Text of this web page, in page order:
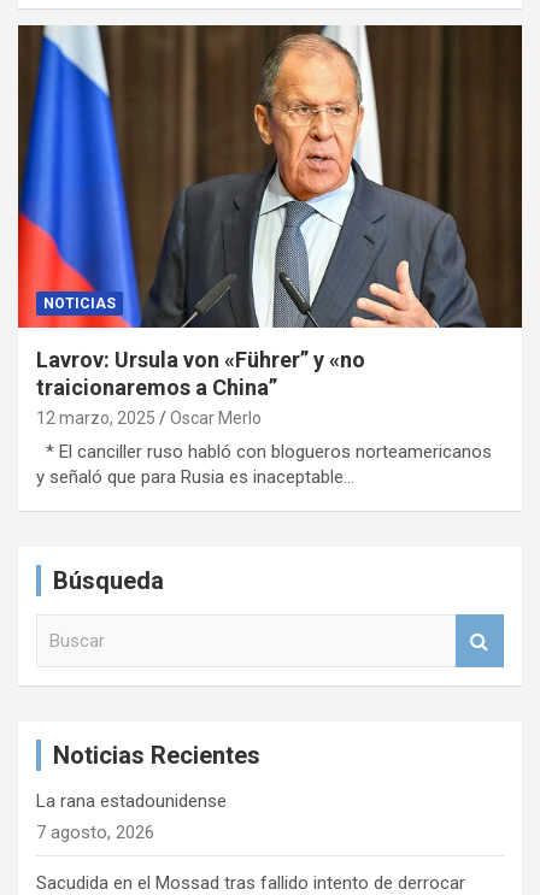
NOTICIAS
Lavrov: Ursula von «Führer” y «no
traicionaremos a China”
12 marzo, 2025 Oscar Merlo
* El canciller ruso habló con blogueros norteamericanos
y señaló que para Rusia es inaceptable…
Búsqueda
Noticias Recientes
La rana estadounidense
7 agosto, 2026
Sacudida en el Mossad tras fallido intento de derrocar